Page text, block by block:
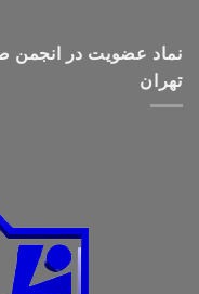
نماد عضویت در انجمن
تهران